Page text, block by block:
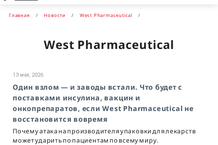
Главная Новости West Pharmaceutical
West Pharmaceutical
13 мая, 2026
Один взлом — и заводы встали. Что будет с
поставками инсулина, вакцин и
онкопрепаратов, если West Pharmaceutical не
восстановится вовремя
Почему атака на производителя упаковки для лекарств
может ударить по пациентам по всему миру.